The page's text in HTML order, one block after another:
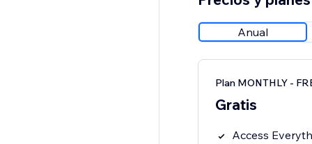
Anual
Plan MONTHLY -
Gratis
Access